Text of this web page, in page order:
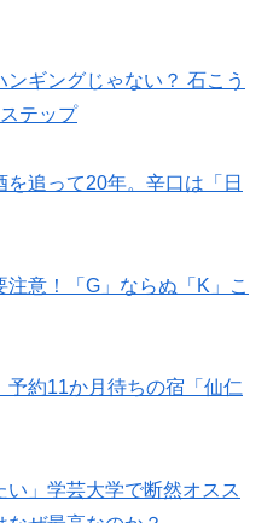
ギングじゃない？ 石こう
テップ
を追って20年。辛口は「日
意！「G」ならぬ「K」こ
予約11か月待ちの宿「仙仁
い」学芸大学で断然オスス